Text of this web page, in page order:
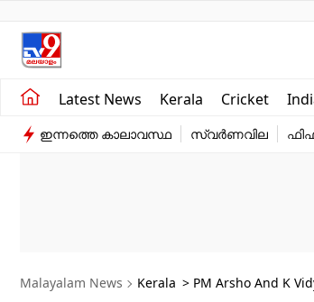
Latest News Kerala Cricket
Kerala
Indiaഇന്നത്തെ കാലാവസ്ഥ സ്വർണവില
Malayalam News Kerala > PM Arsho And K